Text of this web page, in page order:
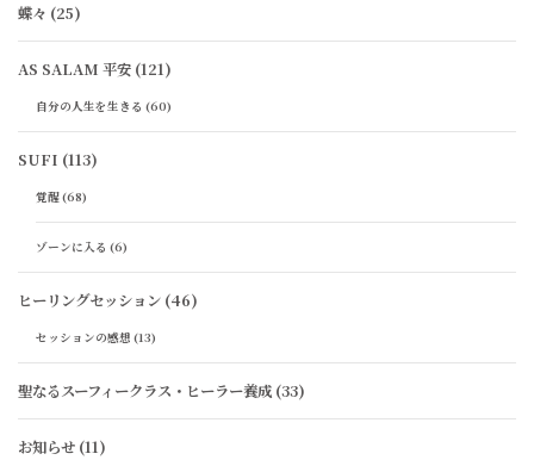
蝶々 (25)
AS SALAM 平安 (121)
自分の人生を生きる (60)
SUFI (113)
覚醒(68)
ゾーンに入る (6)
ヒーリングセッション (46)
セッションの感想 (13)
聖なるスーフィークラス・ヒーラー養成 (33)
お知らせ (11)